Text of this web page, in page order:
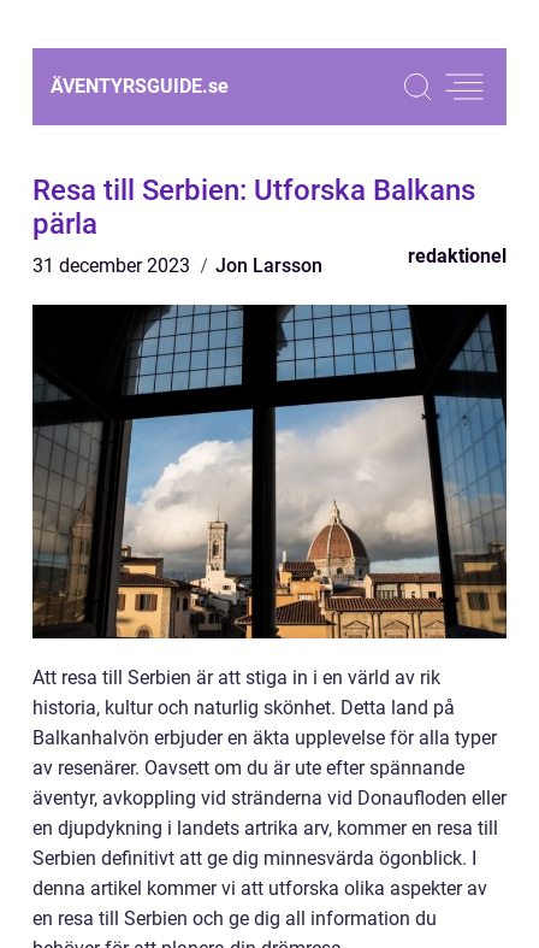
ÄVENTYRSGUIDE.se
Resa till Serbien: Utforska Balkans
pärla
31 december 2023 Jon Larsson redaktionel
Att resa till Serbien är att stiga in i en värld av rik
historia, kultur och naturlig skönhet. Detta land på
Balkanhalvön erbjuder en äkta upplevelse för alla typer
av resenärer. Oavsett om du är ute efter spännande
äventyr, avkoppling vid stränderna vid Donaufloden eller
en djupdykning i landets artrika arv, kommer en resa till
Serbien definitivt att ge dig minnesvärda ögonblick. I
denna artikel kommer vi att utforska olika aspekter av
en resa till Serbien och ge dig all information du